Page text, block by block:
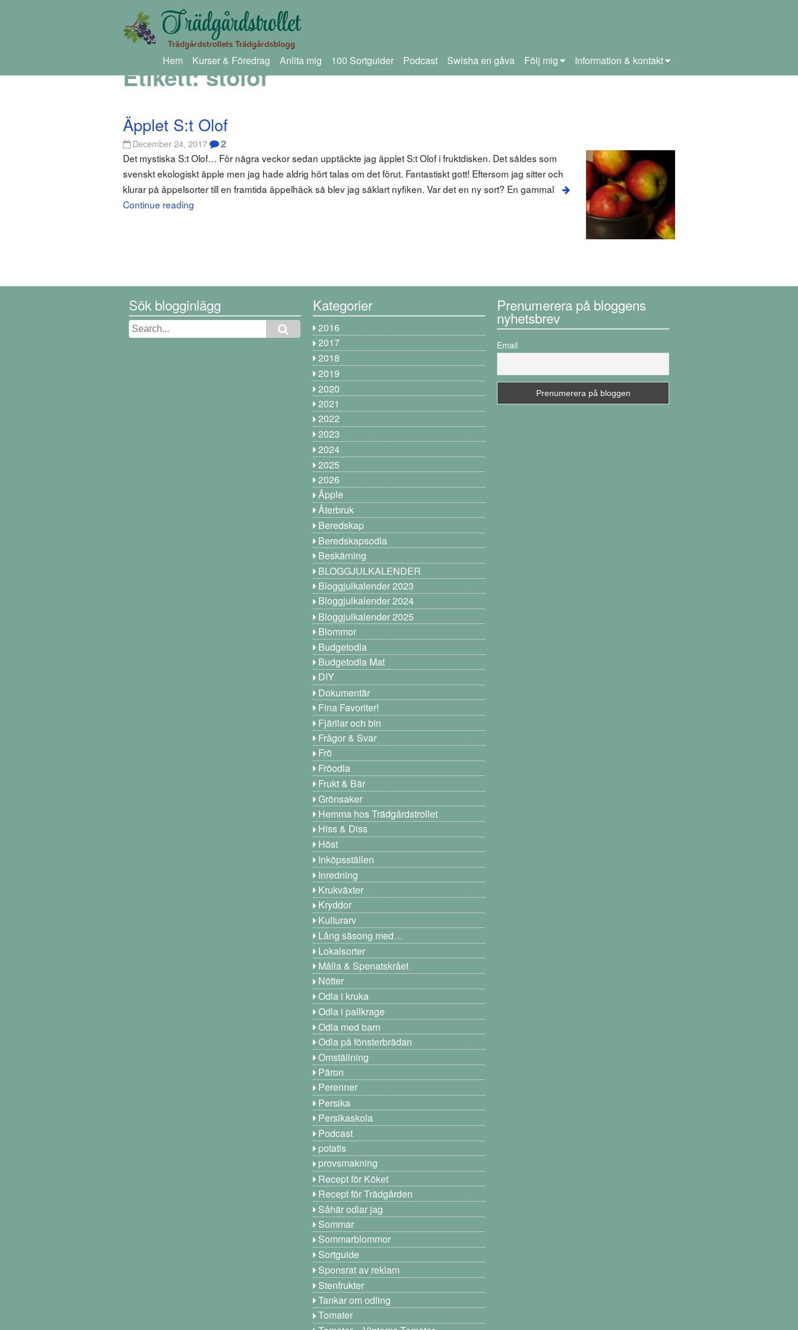
Hem Kurser & Föredrag Anlita mig 100 Sortguider Podcast Swisha en gåva Följ mig Information & kontakt
Etikett:stolof
Äpplet S:t Olof
December 24, 2017 2
Det mystiska S:t Olof… För några veckor sedan upptäckte jag äpplet S:t Olof i fruktdisken. Det såldes som
svenskt ekologiskt äpple men jag hade aldrig hört talas om det förut. Fantastiskt gott! Eftersom jag sitter och
klurar på äppelsorter till en framtida äppelhäck så blev jag såklart nyfiken. Var det en ny sort? En gammal
Continue reading
Sök blogginlägg Kategorier
2016
2017
2018
2019
2020
2021
2022
2023
2024
2025
2026
Äpple
Återbruk
Beredskap
Beredskapsodla
Beskärning
BLOGGJULKALENDER
Bloggjulkalender 2023
Bloggjulkalender 2024
Bloggjulkalender 2025
Blommor
Budgetodla
Budgetodla Mat
DIY
Dokumentär
Fina Favoriter!
Fjärilar och bin
Frågor & Svar
Frö
Fröodla
Frukt & Bär
Grönsaker
Hemma hos Trädgårdstrollet
Hiss & Diss
Höst
Inköpsställen
Inredning
Krukväxter
Kryddor
Kulturarv
Lång säsong med…
Lokalsorter
Målla & Spenatskrået
Nötter
Odla i kruka
Odla i pallkrage
Odla med barn
Odla på fönsterbrädan
Omställning
Päron
Perenner
Persika
Persikaskola
Podcast
potatis
provsmakning
Recept för Köket
Recept för Trädgården
Såhär odlar jag
Sommar
Sommarblommor
Sortguide
Sponsrat av reklam
Stenfrukter
Tankar om odling
Tomater
Prenumerera på bloggens
nyhetsbrev
Email